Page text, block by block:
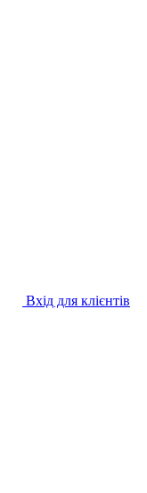
Вхід для клієнтів